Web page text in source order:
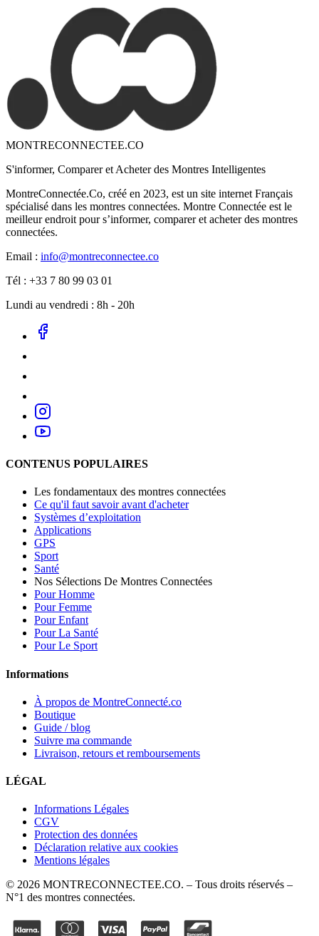
MONTRECONNECTEE.CO
S'informer, Comparer et Acheter des Montres Intelligentes
MontreConnectée.Co, créé en 2023, est un site internet Français
spécialisé dans les montres connectées. Montre Connectée est le
meilleur endroit pour s’informer, comparer et acheter des montres
connectées.
Email : info@montreconnectee.co
Tél : +33 7 80 99 03 01
Lundi au vendredi : 8h - 20h
CONTENUS POPULAIRES
Les fondamentaux des montres connectées
Ce qu'il faut savoir avant d'acheter
Systèmes d’exploitation
Applications
GPS
Sport
Santé
Nos Sélections De Montres Connectées
Pour Homme
Pour Femme
Pour Enfant
Pour La Santé
Pour Le Sport
Informations
À propos de MontreConnecté.co
Boutique
Guide / blog
Suivre ma commande
Livraison, retours et remboursements
LÉGAL
Informations Légales
CGV
Protection des données
Déclaration relative aux cookies
Mentions légales
© 2026 MONTRECONNECTEE.CO. – Tous droits réservés –
N°1 des montres connectées.